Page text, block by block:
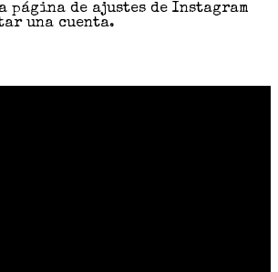
página de ajustes de Instagram
una cuenta.